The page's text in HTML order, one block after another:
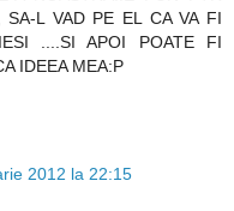
SA-L VAD PE EL CA VA FI
....SI APOI POATE FI
IDEEA MEA:P
2012 la 22:15